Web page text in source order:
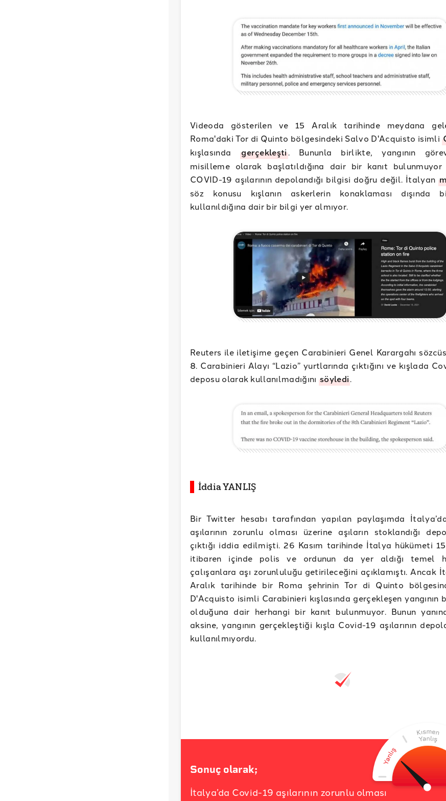
Videoda gösterilen ve 15 Aralık tarihinde meydana
Roma'daki Tor di Quinto bölgesindeki Salvo D'Acquisto isimli
kışlasındagerçekleşti. Bununla birlikte, yangının
misilleme olarak başlatıldığına dair bir kanıt
COVID-19 aşılarının depolandığı bilgisi doğru değil. İtalyan
söz konusu kışlanın askerlerin konaklaması dışında
kullanıldığına dair bir bilgi yer almıyor.
Reuters ile iletişime geçen Carabinieri Genel Karargahı
8. Carabinieri Alayı “Lazio” yurtlarında çıktığını ve kışlada
deposu olarak kullanılmadığını söyledi.
İddia YANLIŞ
Bir Twitter hesabı tarafından yapılan paylaşımda
aşılarının zorunlu olması üzerine aşıların stoklandığı
çıktığı iddia edilmişti. 26 Kasım tarihinde İtalya hükümeti
itibaren içinde polis ve ordunun da yer aldığı temel
çalışanlara aşı zorunluluğu getirileceğini açıklamıştı. Ancak
Aralık tarihinde bir Roma şehrinin Tor di Quinto
D'Acquisto isimli Carabinieri kışlasında gerçekleşen yangının
olduğuna dair herhangi bir kanıt bulunmuyor. Bunun
aksine, yangının gerçekleştiği kışla Covid-19 aşılarının
kullanılmıyordu.
Sonuç olarak;
İtalya’da Covid-19 aşılarının zorunlu olması